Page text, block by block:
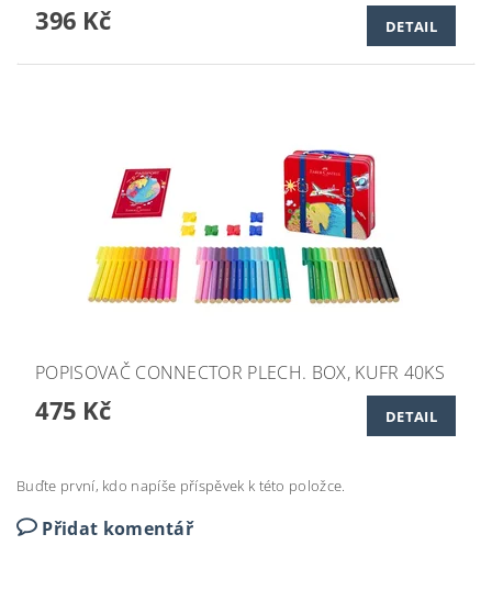
396 Kč DETAIL
POPISOVAČ CONNECTOR PLECH. BOX, KUFR 40KS
475 Kč DETAIL
Buďte první, kdo napíše příspěvek k této položce.
Přidat komentář